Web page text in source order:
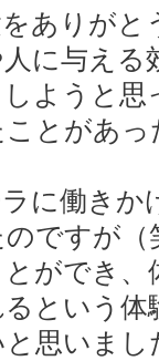
ありがと
に与え
ようと
とがあ
に働き
ですが
ができ
という
思いまし